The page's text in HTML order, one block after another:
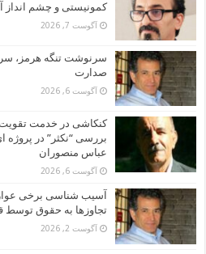
کمونیستی و چشم انداز
آگوست 7, 2026
سرنوشت تنگه هرمز،
صدارت
آگوست 6, 2026
کنکاشی در خدمت
عباس منصوران
آگوست 6, 2026
آسیب شناسی برخی
تجاوزها به حقوق
آگوست 2, 2026